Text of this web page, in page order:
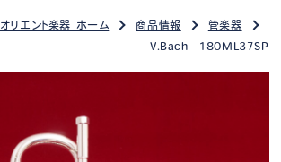
オリエント楽器 ホーム 商品情報
管楽器
V.Bach 180ML37SP